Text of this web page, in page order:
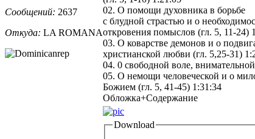
Сообщений: 2637
Откуда: LA ROMANA
02. О помощи духовника в борьбе
с блудной страстью и о
откровения помыслов (гл. 5, 11-24)
03. О коварстве демонов и о
христианской любви (гл. 5,25-31)
04. 0 свободной воле,
05. О немощи человеческой и о
Божием (гл. 5, 41-45) 1:31:34
Обложка+Содержание
Download